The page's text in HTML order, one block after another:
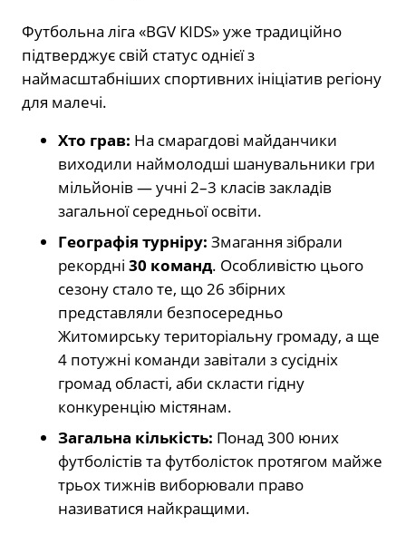
Футбольна ліга «BGV KIDS» уже традиційно
підтверджує свій статус однієї з
наймасштабніших спортивних ініціатив регіону
для малечі.
Хто грав: На смарагдові майданчики
виходили наймолодші шанувальники гри
мільйонів — учні 2–3 класів закладів
загальної середньої освіти.
Географія турніру: Змагання зібрали
рекордні 30 команд. Особливістю цього
сезону стало те, що 26 збірних
представляли безпосередньо
Житомирську територіальну громаду, а ще
4 потужні команди завітали з сусідніх
громад області, аби скласти гідну
конкуренцію містянам.
Загальна кількість: Понад 300 юних
футболістів та футболісток протягом майже
трьох тижнів виборювали право
називатися найкращими.